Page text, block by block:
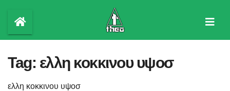
content
Tag: ελλη κοκκινου υψοσ
ελλη κοκκινου υψοσ